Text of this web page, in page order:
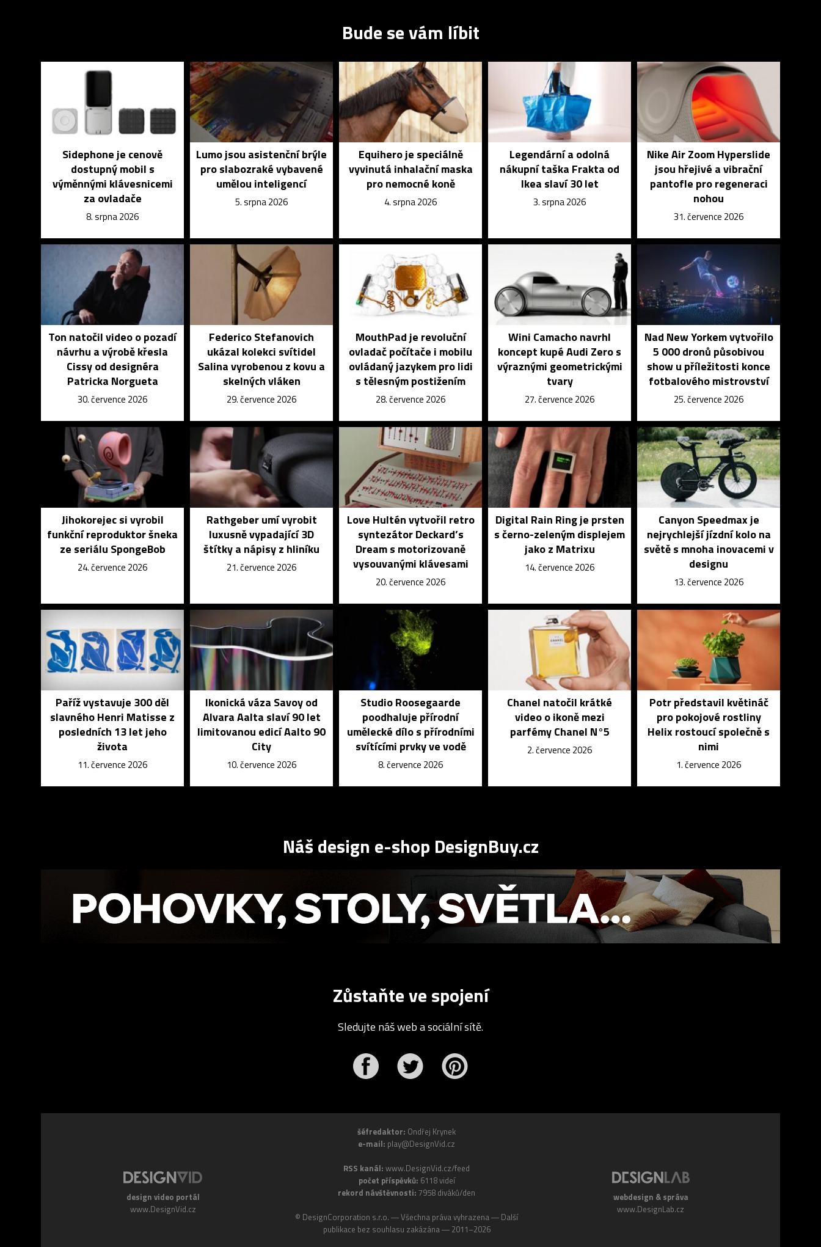
Bude se vám líbit
Sidephone je cenově
dostupný mobil s
výměnnými klávesnicemi
za ovladače
8. srpna 2026
Lumo jsou asistenční brýle
pro slabozraké vybavené
umělou inteligencí
5. srpna 2026
Equihero je speciálně
vyvinutá inhalační maska
pro nemocné koně
4. srpna 2026
Legendární a odolná
nákupní taška Frakta od
Ikea slaví 30 let
3. srpna 2026
Nike Air Zoom Hyperslide
jsou hřejivé a vibrační
pantofle pro regeneraci
nohou
31. července 2026
Ton natočil video o pozadí
návrhu a výrobě křesla
Cissy od designéra
Patricka Norgueta
30. července 2026
Federico Stefanovich
ukázal kolekci svítidel
Salina vyrobenou z kovu a
skelných vláken
29. července 2026
MouthPad je revoluční
ovladač počítače i mobilu
ovládaný jazykem pro lidi
s tělesným postižením
28. července 2026
Wini Camacho navrhl
koncept kupé Audi Zero s
výraznými geometrickými
tvary
27. července 2026
Nad New Yorkem vytvořilo
5 000 dronů působivou
show u příležitosti konce
fotbalového mistrovství
25. července 2026
Jihokorejec si vyrobil
funkční reproduktor šneka
ze seriálu SpongeBob
24. července 2026
Rathgeber umí vyrobit
luxusně vypadající 3D
štítky a nápisy z hliníku
21. července 2026
Love Hultén vytvořil retro
syntezátor Deckard’s
Dream s motorizovaně
vysouvanými klávesami
20. července 2026
Digital Rain Ring je prsten
s černo-zeleným displejem
jako z Matrixu
14. července 2026
Canyon Speedmax je
nejrychlejší jízdní kolo na
světě s mnoha inovacemi v
designu
13. července 2026
Paříž vystavuje 300 děl
slavného Henri Matisse z
posledních 13 let jeho
života
11. července 2026
Ikonická váza Savoy od
Alvara Aalta slaví 90 let
limitovanou edicí Aalto 90
City
10. července 2026
Studio Roosegaarde
poodhaluje přírodní
umělecké dílo s přírodními
svítícími prvky ve vodě
8. července 2026
Chanel natočil krátké
video o ikoně mezi
parfémy Chanel N°5
2. července 2026
Potr představil květináč
pro pokojové rostliny
Helix rostoucí společně s
nimi
1. července 2026
Náš design e-shop DesignBuy.cz
Zůstaňte ve spojení
Sledujte náš web a sociální sítě.
design video portál
www.DesignVid.cz
šéfredaktor: Ondřej Krynek
e-mail: play@DesignVid.cz
RSS kanál: www.DesignVid.cz/feed
počet příspěvků: 6118 videí
rekord návštěvnosti: 7958 diváků/den
© DesignCorporation s.r.o. ― Všechna práva vyhrazena ― Další
publikace bez souhlasu zakázána ― 2011–2026
webdesign & správa
www.DesignLab.cz